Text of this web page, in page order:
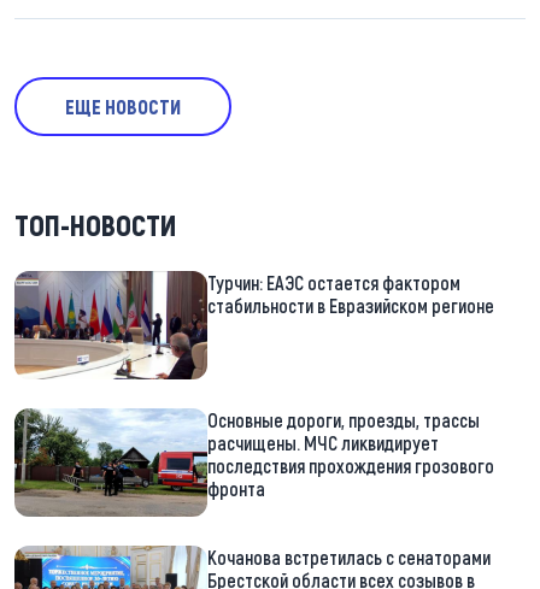
ЕЩЕ НОВОСТИ
ТОП-НОВОСТИ
Турчин: ЕАЭС остается фактором
стабильности в Евразийском регионе
Основные дороги, проезды, трассы
расчищены. МЧС ликвидирует
последствия прохождения грозового
фронта
Кочанова встретилась с сенаторами
Брестской области всех созывов в